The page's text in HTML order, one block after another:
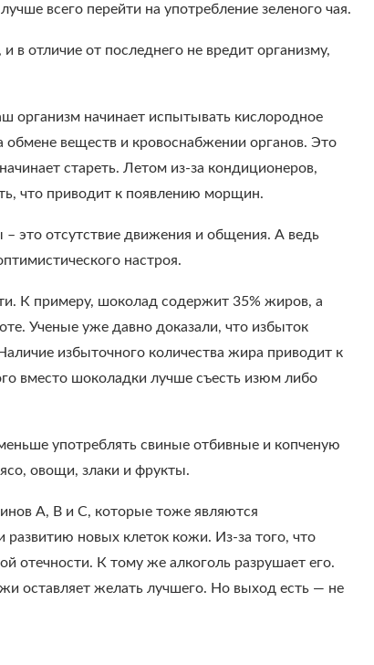
всего перейти на употребление зеленого чая.
в отличие от последнего не вредит организму,
организм начинает испытывать кислородное
обмене веществ и кровоснабжении органов. Это
стареть. Летом из-за кондиционеров,
что приводит к появлению морщин.
это отсутствие движения и общения. А ведь
настроя.
К примеру, шоколад содержит 35% жиров, а
Ученые уже давно доказали, что избыток
избыточного количества жира приводит к
вместо шоколадки лучше съесть изюм либо
употреблять свиные отбивные и копченую
овощи, злаки и фрукты.
А, В и С, которые тоже являются
новых клеток кожи. Из-за того, что
отечности. К тому же алкоголь разрушает его.
оставляет желать лучшего. Но выход есть — не